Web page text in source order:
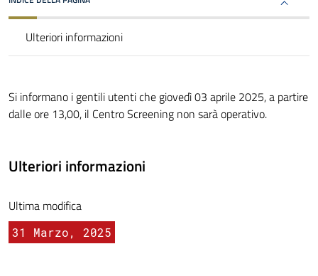
Ulteriori informazioni
Si informano i gentili utenti che giovedì 03 aprile 2025, a partire
dalle ore 13,00, il Centro Screening non sarà operativo.
Ulteriori informazioni
Ultima modifica
31 Marzo, 2025